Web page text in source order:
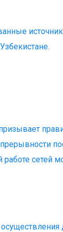
сетей